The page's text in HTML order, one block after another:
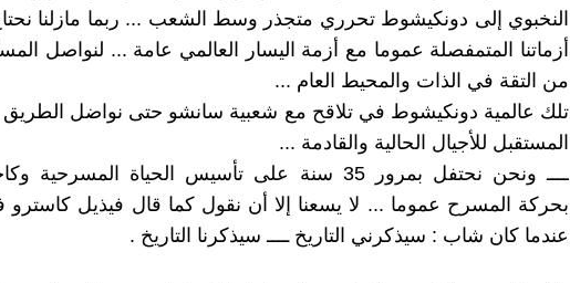
النخبوي إلى دونكيشوط تحرري متجذر وسط الشعب ... ربما مازلنا
أزماتنا المتمفصلة عموما مع أزمة اليسار العالمي عامة ... لنواصل
من التقة في الذات والمحيط العام ...
تلك عالمية دونكيشوط في تلاقح مع شعبية سانشو حتى نواضل الطريق
المستقبل للأجيال الحالية والقادمة ...
ــــ ونحن نحتفل بمرور 35 سنة على تأسيس الحياة
بحركة المسرح عموما ... لا يسعنا إلا أن نقول كما قال فيذيل
عندما كان شاب : سيذكرني التاريخ ــــ سيذكرنا التاريخ .